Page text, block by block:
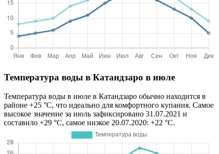
Температура воды в Катандзаро в июле
Температура воды в июле в Катандзаро обычно находится в
районе +25 °C, что идеально для комфортного купания. Самое
высокое значение за июль зафиксировано 31.07.2021 и
составило +29 °C, самое низкое 20.07.2020: +22 °C.